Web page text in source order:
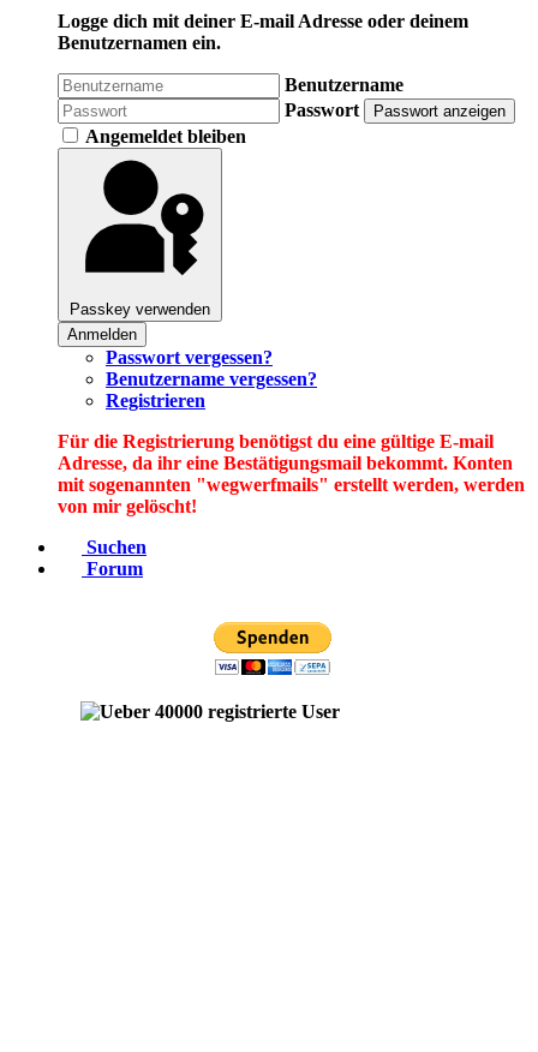
Logge dich mit deiner E-mail Adresse oder deinem
Benutzernamen ein.
Benutzername
Passwort
Passwort anzeigen
Angemeldet bleiben
Passkey verwenden
Anmelden
Passwort vergessen?
Benutzername vergessen?
Registrieren
Für die Registrierung benötigst du eine gültige E-mail
Adresse, da ihr eine Bestätigungsmail bekommt. Konten
mit sogenannten "wegwerfmails" erstellt werden, werden
von mir gelöscht!
Suchen
Forum